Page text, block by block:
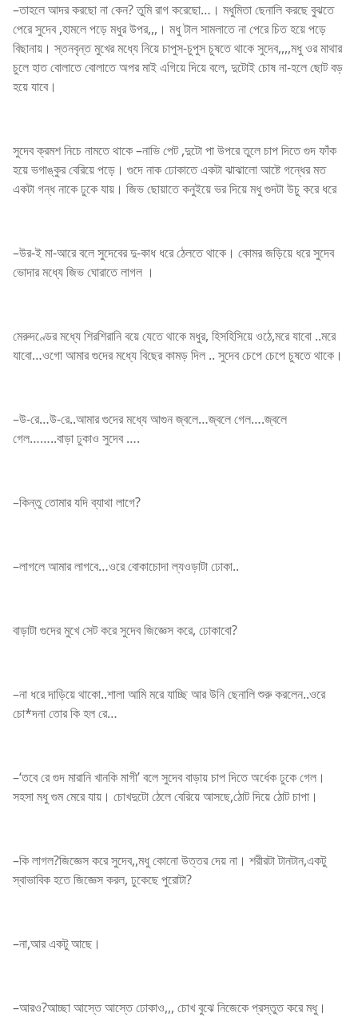
–তাহলে আদর করছো না কেন? তুমি রাগ করেছো…। মধুমিতা ছেনালি করছে বুঝতে
পেরে সুদেব ,হামলে পড়ে মধুর উপর,,,। মধু টাল সামলাতে না পেরে চিত হয়ে পড়ে
বিছানায়। স্তনবৃন্ত মুখের মধ্যে নিয়ে চাপুস-চুপুস চুষতে থাকে সুদেব,,,,মধু ওর মাথার
চুলে হাত বোলাতে বোলাতে অপর মাই এগিয়ে দিয়ে বলে, দুটোই চোষ না-হলে ছোট বড়
হয়ে যাবে।
সুদেব ক্রমশ নিচে নামতে থাকে –নাভি পেট ,দুটো পা উপরে তুলে চাপ দিতে গুদ ফাঁক
হয়ে ভগাঙ্কুর বেরিয়ে পড়ে। গুদে নাক ঢোকাতে একটা ঝাঝালো আষ্টে গন্ধের মত
একটা গন্ধ নাকে ঢুকে যায়। জিভ ছোয়াতে কনুইয়ে ভর দিয়ে মধু গুদটা উচু করে ধরে
–উর-ই মা-আরে বলে সুদেবের দু-কাধ ধরে ঠেলতে থাকে। কোমর জড়িয়ে ধরে সুদেব
ভোদার মধ্যে জিভ ঘোরাতে লাগল ।
মেরুদণ্ডের মধ্যে শিরশিরানি বয়ে যেতে থাকে মধুর, হিসহিসিয়ে ওঠে,মরে যাবো ..মরে
যাবো…ওগো আমার গুদের মধ্যে বিছের কামড় দিল .. সুদেব চেপে চেপে চুষতে থাকে।
–উ-রে…উ-রে..আমার গুদের মধ্যে আগুন জ্বলে…জ্বলে গেল….জ্বলে
গেল……..বাড়া ঢুকাও সুদেব ….
–কিন্তু তোমার যদি ব্যাথা লাগে?
–লাগলে আমার লাগবে…ওরে বোকাচোদা ল্যওড়াটা ঢোকা..
বাড়াটা গুদের মুখে সেট করে সুদেব জিজ্ঞেস করে, ঢোকাবো?
–না ধরে দাড়িয়ে থাকো..শালা আমি মরে যাচ্ছি আর উনি ছেনালি শুরু করলেন..ওরে
চো*দনা তোর কি হল রে…
–‘তবে রে গুদ মারানি খানকি মাগী’ বলে সুদেব বাড়ায় চাপ দিতে অর্ধেক ঢুকে গেল।
সহসা মধু গুম মেরে যায়। চোখদুটো ঠেলে বেরিয়ে আসছে,ঠোট দিয়ে ঠোট চাপা।
–কি লাগল?জিজ্ঞেস করে সুদেব,,মধু কোনো উত্তর দেয় না। শরীরটা টানটান,একটু
স্বাভাবিক হতে জিজ্ঞেস করল, ঢুকেছে পুরোটা?
–না,আর একটু আছে।
–আরও?আচ্ছা আস্তে আস্তে ঢোকাও,,, চোখ বুঝে নিজেকে প্রস্তুত করে মধু।